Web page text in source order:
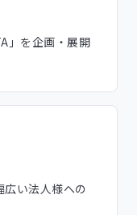
」を企画・展開
い法人様への